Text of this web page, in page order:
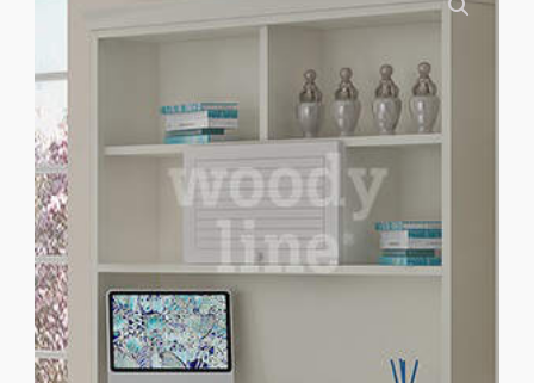
Παιδικές Κουκέτες
Παιδικοί Καναπέδες
Παιδικές Βιβλιοθήκες
Παιδικές Ντουλάπες
Παιδικά Γραφεία
ΜΑΣΙΦ ΞΥΛΟ
MDF ΚΑΠΛΑΜΑΣ
Ολοκληρωμένα Δωμάτια
🔍